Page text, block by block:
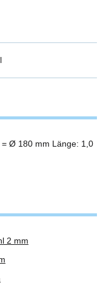
Ø 180 mm Länge: 1,0
2 mm